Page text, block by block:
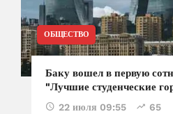
ОБЩЕСТВО
Баку вошел в первую
"Лучшие студенческие
22 июля 09:55 65